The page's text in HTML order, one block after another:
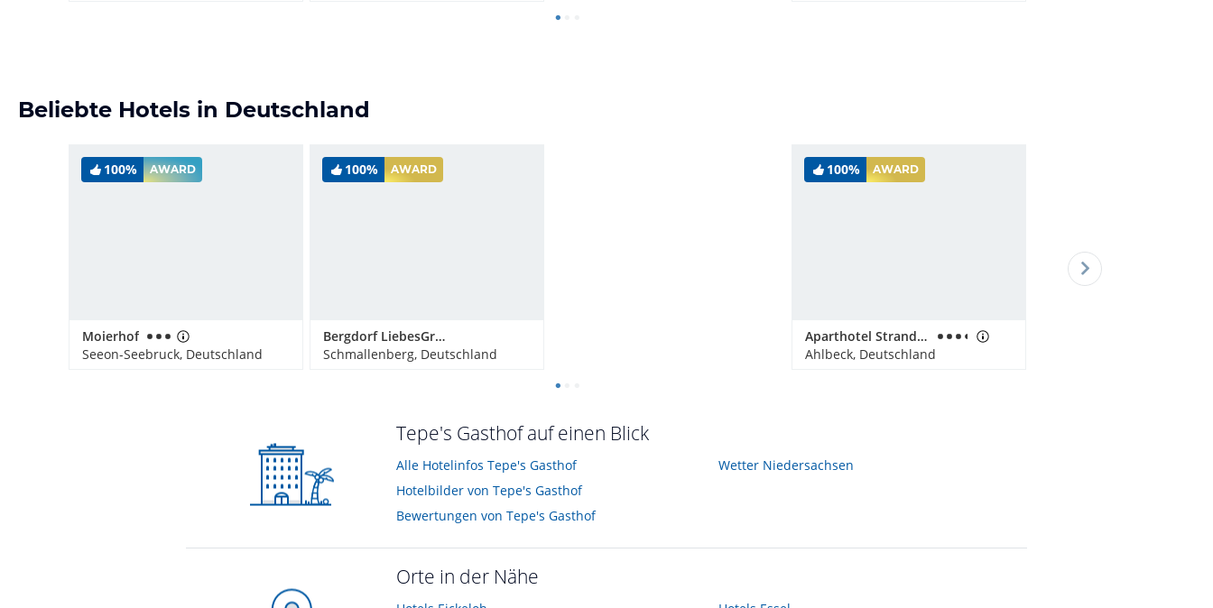
Beliebte Hotels in Deutschland
100% AWARD
Moierhof
Seeon-Seebruck, Deutschland
100% AWARD
Bergdorf LiebesGrün
Schmallenberg, Deutschland
100% AWARD
Aparthotel Strandhus Familie Herrgott
Ahlbeck, Deutschland
Tepe's Gasthof auf einen Blick
Alle Hotelinfos Tepe's Gasthof
Hotelbilder von Tepe's Gasthof
Bewertungen von Tepe's Gasthof
Wetter Niedersachsen
Orte in der Nähe